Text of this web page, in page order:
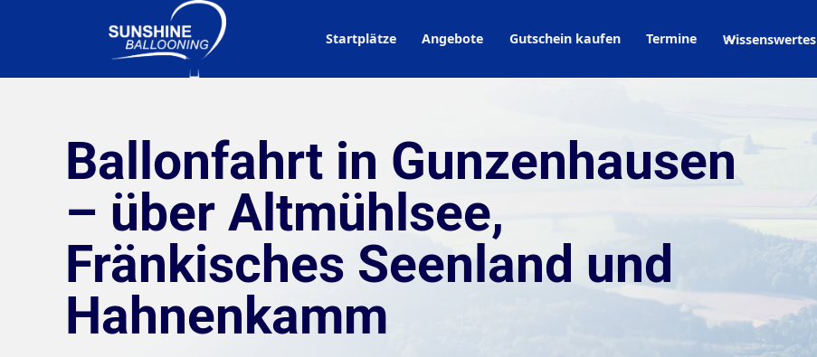
Startplätze Angebote Gutschein kaufen Termine Wissenswertes
Ballonfahrt in Gunzenhausen
– über Altmühlsee,
Fränkisches Seenland und
Hahnenkamm